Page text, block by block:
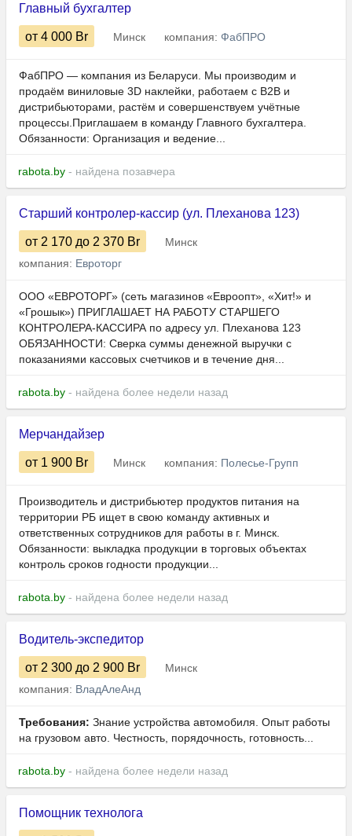
Главный бухгалтер
от 4 000 Br Минск компания: ФабПРО
ФабПРО — компания из Беларуси. Мы производим и
продаём виниловые 3D наклейки, работаем с B2B и
дистрибьюторами, растём и совершенствуем учётные
процессы.Приглашаем в команду Главного бухгалтера.
Обязанности: Организация и ведение...
rabota.by - найдена позавчера
Старший контролер-кассир (ул. Плеханова 123)
от 2 170 до 2 370 Br
Минск
компания: Евроторг
ООО «ЕВРОТОРГ» (сеть магазинов «Евроопт», «Хит!» и
«Грошык») ПРИГЛАШАЕТ НА РАБОТУ СТАРШЕГО
КОНТРОЛЕРА-КАССИРА по адресу ул. Плеханова 123
ОБЯЗАННОСТИ: Сверка суммы денежной выручки с
показаниями кассовых счетчиков и в течение дня...
rabota.by - найдена более недели назад
Мерчандайзер
от 1 900 Br Минск компания: Полесье-Групп
Производитель и дистрибьютер продуктов питания на
территории РБ ищет в свою команду активных и
ответственных сотрудников для работы в г. Минск.
Обязанности: выкладка продукции в торговых объектах
контроль сроков годности продукции...
rabota.by - найдена более недели назад
Водитель-экспедитор
от 2 300 до 2 900 Br
Минск
компания: ВладАлеАнд
Требования: Знание устройства автомобиля. Опыт работы
на грузовом авто. Честность, порядочность, готовность...
rabota.by - найдена более недели назад
Помощник технолога